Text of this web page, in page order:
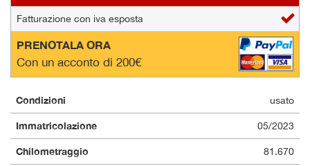
Fatturazione con iva esposta
PRENOTALA ORA
Con un acconto di 200€
Condizioni usato
Immatricolazione 05/2023
Chilometraggio 81.670
maggiori
informazioni
sull'utilità
e
sul
funzionamento
questi
strumenti
di
si